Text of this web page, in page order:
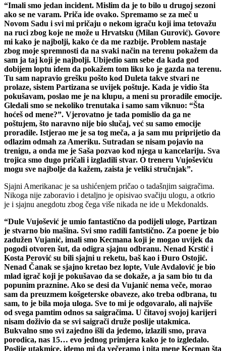
“Imali smo jedan incident. Mislim da je to bilo u drugoj sezoni
ako se ne varam. Priča ide ovako. Spremamo se za meč u
Novom Sadu i svi mi pričaju o nekom igraču koji ima tetovažu
na ruci zbog koje ne može u Hrvatsku (Milan Gurović). Govore
mi kako je najbolji, kako će da me razbije. Problem nastaje
zbog moje spremnosti da na svaki način na terenu pokažem da
sam ja taj koji je najbolji. Ubijedio sam sebe da kada god
dobijem loptu idem da pokažem tom liku ko je gazda na terenu.
Tu sam napravio grešku pošto kod Duleta takve stvari ne
prolaze, sistem Partizana se uvijek poštuje. Kada je vidio šta
pokušavam, poslao me je na klupu, a meni su proradile emocije.
Gledali smo se nekoliko trenutaka i samo sam viknuo: “Šta
hoćeš od mene?”. Vjerovatno je tada pomislio da ga ne
poštujem, što naravno nije bio slučaj, već su samo emocije
proradile. Istjerao me je sa tog meča, a ja sam mu priprijetio da
odlazim odmah za Ameriku. Sutradan se nisam pojavio na
trenigu, a onda me je Saša pozvao kod njega u kancelariju. Sva
trojica smo dugo pričali i izgladili stvar. O treneru Vujoševiću
mogu sve najbolje da kažem, zaista je veliki stručnjak”.
Sjajni Amerikanac je sa ushićenjem pričao o tadašnjim saigračima.
Nikoga nije zaboravio i detaljno je opisivao svačiju ulogu, a otkrio
je i sjajnu anegdotu zbog čega više nikada ne ide u Mekdonalds.
“Dule Vujošević je umio fantastično da podijeli uloge, Partizan
je stvarno bio mašina. Svi smo radili fantstično. Za poene je bio
zadužen Vujanić, imali smo Kecmana koji je mogao uvijek da
pogodi otvoren šut, da odigra sjajnu odbranu. Nenad Krstić i
Kosta Perović su bili sjajni u reketu, baš kao i Đuro Ostojić.
Nenad Čanak se sjajno kretao bez lopte, Vule Avdalović je bio
mlad igrač koji je pokušavao da se dokaže, a ja sam bio tu da
popunim praznine. Ako se desi da Vujanić nema veče, morao
sam da preuzmem košgeterske obaveze, ako treba odbrana, tu
sam, to je bila moja uloga. Sve to mi je odgovaralo, ali najviše
od svega pamtim odnos sa saigračima. U čitavoj svojoj karijeri
nisam doživio da se svi saigrači druže poslije utakmica.
Bukvalno smo svi zajedno išli da jedemo, izlazili smo, prava
porodica, nas 15… evo jednog primjera kako je to izgledalo.
Poslije utakmice, idemo mi da večeramo i pita mene Kecman šta